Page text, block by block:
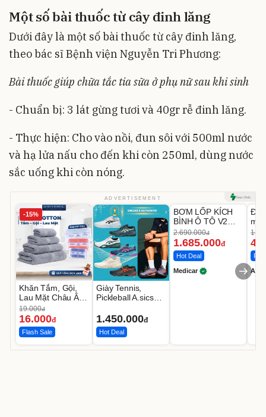
Một số bài thuốc từ cây đinh lăng
Dưới đây là một số bài thuốc từ cây đinh lăng,
theo bác sĩ Bệnh viện Nguyễn Tri Phương:
Bài thuốc giúp chữa tắc tia sữa ở phụ nữ sau khi sinh
- Chuẩn bị: 3 lát gừng tươi và 40gr rễ đinh lăng.
- Thực hiện: Cho vào nồi, đun sôi với 500ml nước
và hạ lửa nấu cho đến khi còn 250ml, dùng nước
sắc uống khi còn nóng.
ADVERTISEMENT
-15%
Khăn Tắm, Gội,
Lau Mặt Châu Âu
LOTUS 100%
Cotton Mềm Mịn
19.000đ
16.000đ
Flash Sale
Giày Tennis,
Pickleball A.sics
Các Phối Màu
1.450.000đ
Hot Deal
-37%
BƠM LỐP KÍCH
BÌNH Ô TÔ V2
4IN1 Medicar
12.000mAh
2.690.000đ
1.685.000đ
Hot Deal
Medicar A